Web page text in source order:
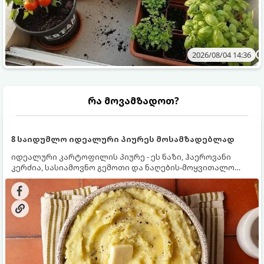
2026/08/04 14:36
რა მოვამზადოთ?
8 საიდუმლო იდეალური პიურეს მოსამზადებლად
იდეალური კარტოფილის პიურე - ეს ნაზი, ჰაეროვანი
კერძია, სასიამოვნო გემოთი და ნაღების-მოყვითალო
ფერით. მისი მომზადება ძალიან მარტივია, მაგრამ
არსებობს რამდენიმე საიდუმლო, რომლებიც უნდა
იცოდეთ, რომ პიურე იდეალურად გემრიელი გამოვიდეს.